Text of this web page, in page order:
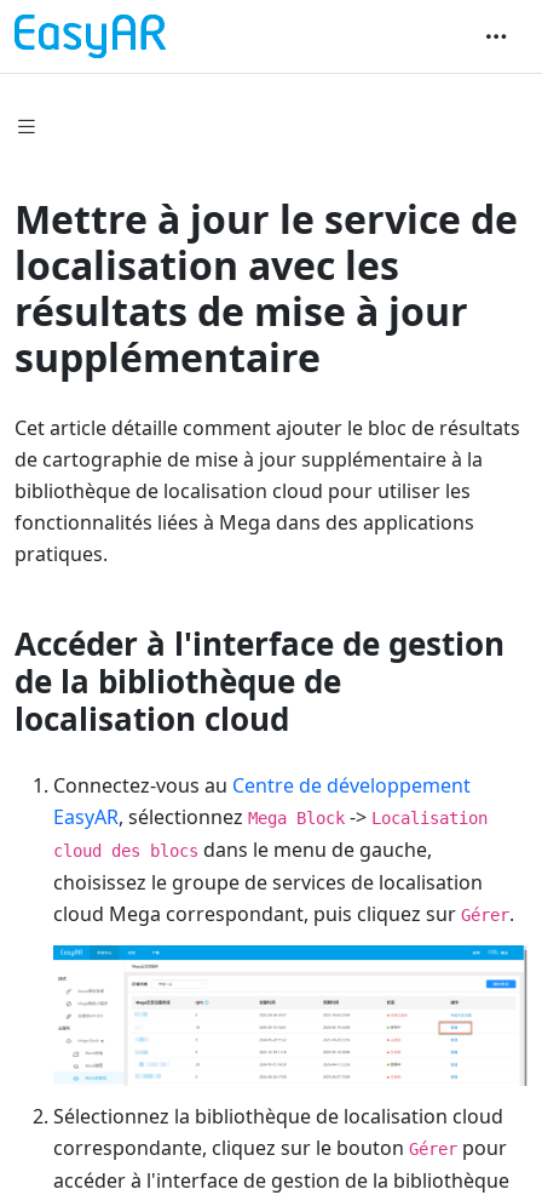
Mettre à jour le service de
localisation avec les
résultats de mise à jour
supplémentaire
Cet article détaille comment ajouter le bloc de résultats
de cartographie de mise à jour supplémentaire à la
bibliothèque de localisation cloud pour utiliser les
fonctionnalités liées à Mega dans des applications
pratiques.
Accéder à l'interface de gestion
de la bibliothèque de
localisation cloud
Connectez-vous au Centre de développement
EasyAR, sélectionnez Mega Block -> Localisation
cloud des blocs dans le menu de gauche,
choisissez le groupe de services de localisation
cloud Mega correspondant, puis cliquez sur Gérer.
Sélectionnez la bibliothèque de localisation cloud
correspondante, cliquez sur le bouton Gérer pour
accéder à l'interface de gestion de la bibliothèque